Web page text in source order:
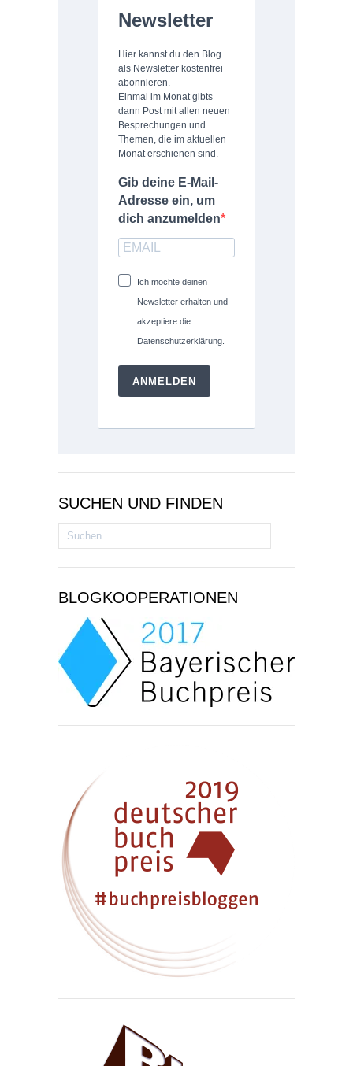
Newsletter
Hier kannst du den Blog
als Newsletter kostenfrei
abonnieren.
Einmal im Monat gibts
dann Post mit allen neuen
Besprechungen und
Themen, die im aktuellen
Monat erschienen sind.
Gib deine E-Mail-
Adresse ein, um
dich anzumelden
Ich möchte deinen
Newsletter erhalten und
akzeptiere die
Datenschutzerklärung.
ANMELDEN
SUCHEN UND FINDEN
Suchen
nach:
BLOGKOOPERATIONEN